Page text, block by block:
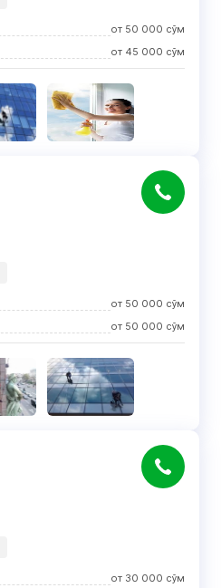
от 50 000 сўм
от 45 000 сўм
от 50 000 сўм
от 50 000 сўм
от 30 000 сўм